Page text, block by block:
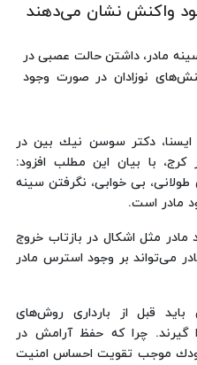
واكنش نشان می‌دهند
مادر، داشتن حالت عصبی در
نوزادان در صورت وجود
دكتر سوسن نیك بین در
كرج، با بیان این مطلب افزود:
بی خوابی، نگرفتن سینه
مادر است.
مثل اشكال در بازتاب خروج
می‌تواند بر وجود استرس مادر
قبل از بارداری روش‌های
گیرند. چرا كه حفظ آرامش در
موجب تقویت‌ احساس امنیت